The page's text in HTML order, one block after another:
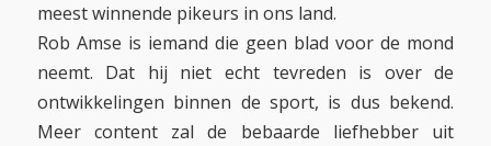
meest winnende pikeurs in ons land.
Rob Amse is iemand die geen blad voor de mond
neemt. Dat hij niet echt tevreden is over de
ontwikkelingen binnen de sport, is dus bekend.
Meer content zal de bebaarde liefhebber uit